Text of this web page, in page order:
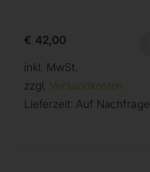
€ 42,00
inkl. MwSt.
zzgl. Versandkosten
Lieferzeit: Auf Nachfrage